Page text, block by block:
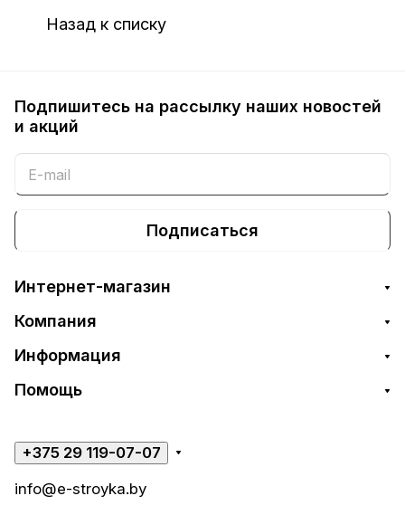
Назад к списку
Подпишитесь на рассылку наших новостей
и акций
Подписаться
Интернет-магазин
Компания
Информация
Помощь
+375 29 119-07-07
info@e-stroyka.by